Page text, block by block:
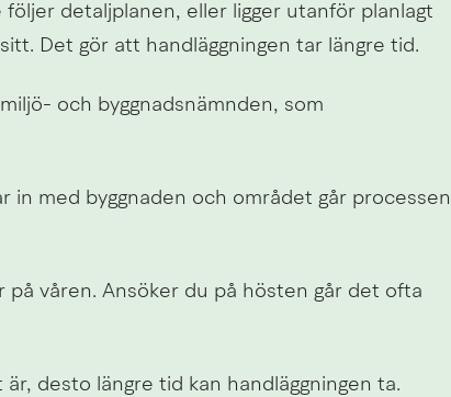
följer detaljplanen, eller ligger utanför planlagt
Det gör att handläggningen tar längre tid.
och byggnadsnämnden, som
in med byggnaden och området går processen
på våren. Ansöker du på hösten går det ofta
desto längre tid kan handläggningen ta.